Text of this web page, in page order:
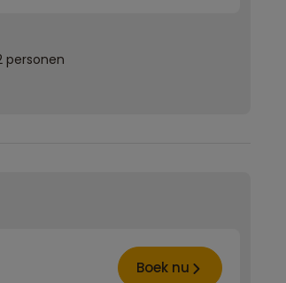
personen
Boek nu